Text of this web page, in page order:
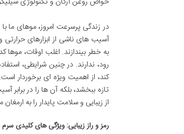
در زندگی پرسرعت امروز، موهای ما
آسیب های ناشی از ابزارهای
به خطر بیندازند. اغلب اوقات،
رود، ندارند. در چنین شرایطی،
کند، از اهمیت ویژه ای برخوردار
تازه ببخشد، بلکه آن ها را در
از زیبایی و سلامت پایدار را به
رمز و راز زیبایی: ویژگی های کلیدی